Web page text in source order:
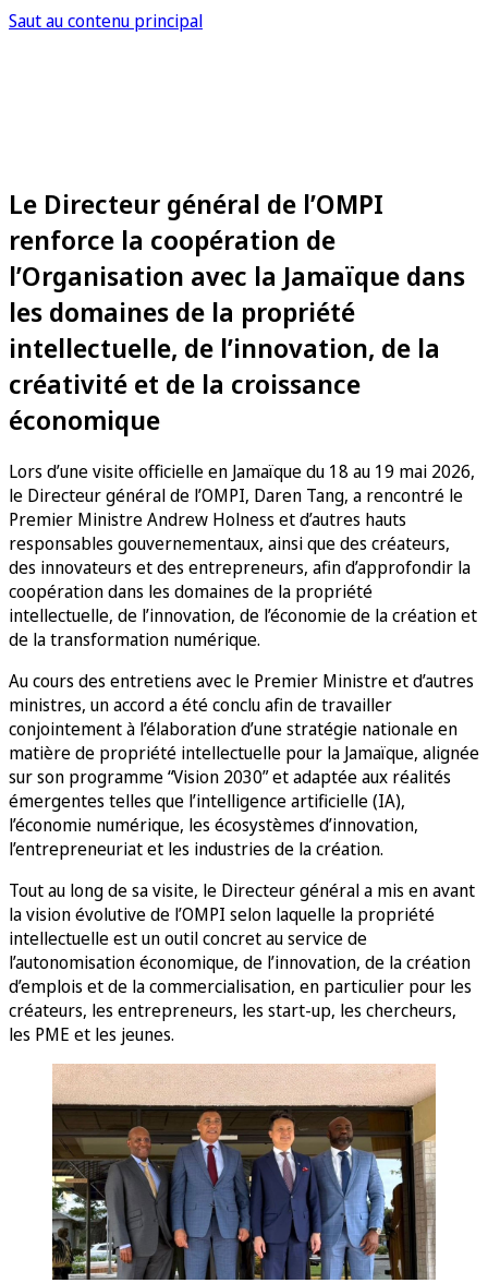
Saut au contenu principal
Le Directeur général de l’OMPI
renforce la coopération de
l’Organisation avec la Jamaïque dans
les domaines de la propriété
intellectuelle, de l’innovation, de la
créativité et de la croissance
économique
Lors d’une visite officielle en Jamaïque du 18 au 19 mai 2026,
le Directeur général de l’OMPI, Daren Tang, a rencontré le
Premier Ministre Andrew Holness et d’autres hauts
responsables gouvernementaux, ainsi que des créateurs,
des innovateurs et des entrepreneurs, afin d’approfondir la
coopération dans les domaines de la propriété
intellectuelle, de l’innovation, de l’économie de la création et
de la transformation numérique.
Au cours des entretiens avec le Premier Ministre et d’autres
ministres, un accord a été conclu afin de travailler
conjointement à l’élaboration d’une stratégie nationale en
matière de propriété intellectuelle pour la Jamaïque, alignée
sur son programme “Vision 2030” et adaptée aux réalités
émergentes telles que l’intelligence artificielle (IA),
l’économie numérique, les écosystèmes d’innovation,
l’entrepreneuriat et les industries de la création.
Tout au long de sa visite, le Directeur général a mis en avant
la vision évolutive de l’OMPI selon laquelle la propriété
intellectuelle est un outil concret au service de
l’autonomisation économique, de l’innovation, de la création
d’emplois et de la commercialisation, en particulier pour les
créateurs, les entrepreneurs, les start-up, les chercheurs,
les PME et les jeunes.